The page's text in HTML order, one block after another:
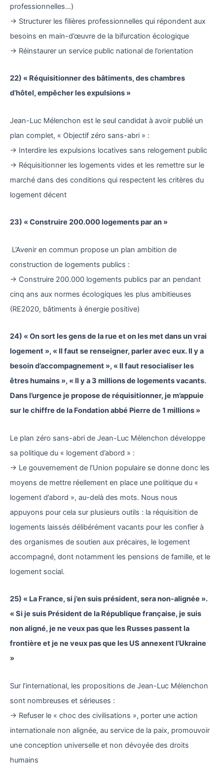
professionnelles…)
→ Structurer les filières professionnelles qui répondent aux
besoins en main-d’œuvre de la bifurcation écologique
→ Réinstaurer un service public national de l’orientation
22) « Réquisitionner des bâtiments, des chambres
d’hôtel, empêcher les expulsions »
Jean-Luc Mélenchon est le seul candidat à avoir publié un
plan complet, « Objectif zéro sans-abri » :
→ Interdire les expulsions locatives sans relogement public
→ Réquisitionner les logements vides et les remettre sur le
marché dans des conditions qui respectent les critères du
logement décent
23) « Construire 200.000 logements par an »
L’Avenir en commun propose un plan ambition de
construction de logements publics :
→ Construire 200.000 logements publics par an pendant
cinq ans aux normes écologiques les plus ambitieuses
(RE2020, bâtiments à énergie positive)
24) « On sort les gens de la rue et on les met dans un vrai
logement », « Il faut se renseigner, parler avec eux. Il y a
besoin d’accompagnement », « Il faut resocialiser les
êtres humains », « Il y a 3 millions de logements vacants.
Dans l’urgence je propose de réquisitionner, je m’appuie
sur le chiffre de la Fondation abbé Pierre de 1 millions »
Le plan zéro sans-abri de Jean-Luc Mélenchon développe
sa politique du « logement d’abord » :
→ Le gouvernement de l’Union populaire se donne donc les
moyens de mettre réellement en place une politique du «
logement d’abord », au-delà des mots. Nous nous
appuyons pour cela sur plusieurs outils : la réquisition de
logements laissés délibérément vacants pour les confier à
des organismes de soutien aux précaires, le logement
accompagné, dont notamment les pensions de famille, et le
logement social.
25) « La France, si j’en suis président, sera non-alignée ».
« Si je suis Président de la République française, je suis
non aligné, je ne veux pas que les Russes passent la
frontière et je ne veux pas que les US annexent l’Ukraine
»
Sur l’international, les propositions de Jean-Luc Mélenchon
sont nombreuses et sérieuses :
→ Refuser le « choc des civilisations », porter une action
internationale non alignée, au service de la paix, promouvoir
une conception universelle et non dévoyée des droits
humains